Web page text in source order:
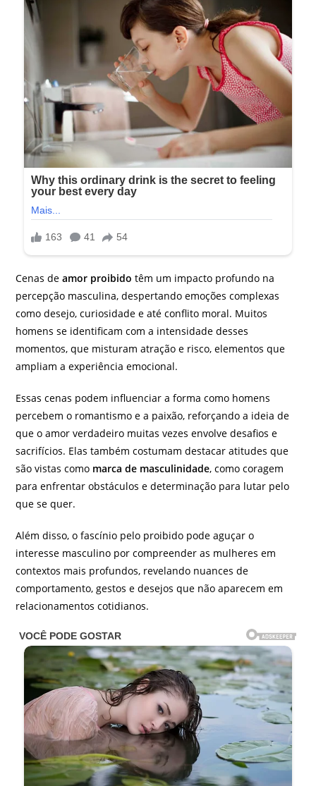
Cenas deamor proibido têm um impacto profundo na
percepção masculina, despertando emoções complexas
como desejo, curiosidade e até conflito moral. Muitos
homens se identificam com a intensidade desses
momentos, que misturam atração e risco, elementos que
ampliam a experiência emocional.
Essas cenas podem influenciar a forma como homens
percebem o romantismo e a paixão, reforçando a ideia de
que o amor verdadeiro muitas vezes envolve desafios e
sacrifícios. Elas também costumam destacar atitudes que
são vistas como marca de masculinidade, como coragem
para enfrentar obstáculos e determinação para lutar pelo
que se quer.
Além disso, o fascínio pelo proibido pode aguçar o
interesse masculino por compreender as mulheres em
contextos mais profundos, revelando nuances de
comportamento, gestos e desejos que não aparecem em
relacionamentos cotidianos.